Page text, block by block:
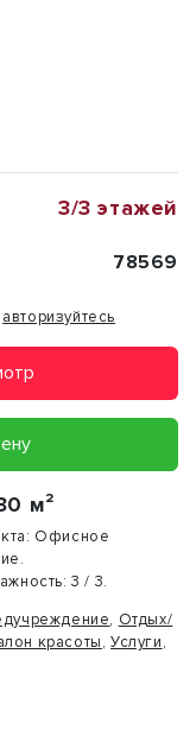
3/3 этажей
78569
авторизуйтесь
м²
Офисное
3 / 3.
, Отдых/
красоты,Услуги,